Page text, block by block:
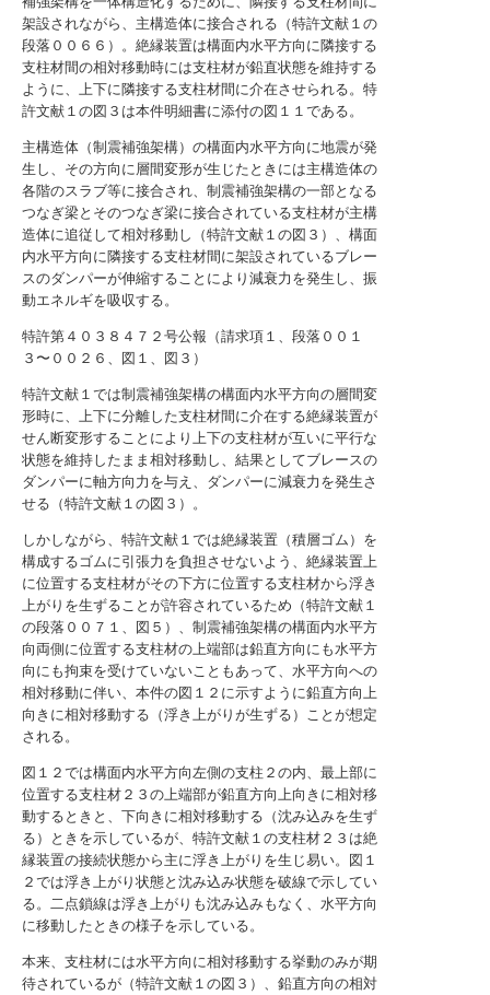
架設されながら、主構造体に接合される（特許文献１の
段落００６６）。絶縁装置は構面内水平方向に隣接する
支柱材間の相対移動時には支柱材が鉛直状態を維持する
ように、上下に隣接する支柱材間に介在させられる。特
許文献１の図３は本件明細書に添付の図１１である。
主構造体（制震補強架構）の構面内水平方向に地震が発
生し、その方向に層間変形が生じたときには主構造体の
各階のスラブ等に接合され、制震補強架構の一部となる
つなぎ梁とそのつなぎ梁に接合されている支柱材が主構
造体に追従して相対移動し（特許文献１の図３）、構面
内水平方向に隣接する支柱材間に架設されているブレー
スのダンパーが伸縮することにより減衰力を発生し、振
動エネルギを吸収する。
特許第４０３８４７２号公報（請求項１、段落００１
３〜００２６、図１、図３）
特許文献１では制震補強架構の構面内水平方向の層間変
形時に、上下に分離した支柱材間に介在する絶縁装置が
せん断変形することにより上下の支柱材が互いに平行な
状態を維持したまま相対移動し、結果としてブレースの
ダンパーに軸方向力を与え、ダンパーに減衰力を発生さ
せる（特許文献１の図３）。
しかしながら、特許文献１では絶縁装置（積層ゴム）を
構成するゴムに引張力を負担させないよう、絶縁装置上
に位置する支柱材がその下方に位置する支柱材から浮き
上がりを生ずることが許容されているため（特許文献１
の段落００７１、図５）、制震補強架構の構面内水平方
向両側に位置する支柱材の上端部は鉛直方向にも水平方
向にも拘束を受けていないこともあって、水平方向への
相対移動に伴い、本件の図１２に示すように鉛直方向上
向きに相対移動する（浮き上がりが生ずる）ことが想定
される。
図１２では構面内水平方向左側の支柱２の内、最上部に
位置する支柱材２３の上端部が鉛直方向上向きに相対移
動するときと、下向きに相対移動する（沈み込みを生ず
る）ときを示しているが、特許文献１の支柱材２３は絶
縁装置の接続状態から主に浮き上がりを生じ易い。図１
２では浮き上がり状態と沈み込み状態を破線で示してい
る。二点鎖線は浮き上がりも沈み込みもなく、水平方向
に移動したときの様子を示している。
本来、支柱材には水平方向に相対移動する挙動のみが期
待されているが（特許文献１の図３）、鉛直方向の相対